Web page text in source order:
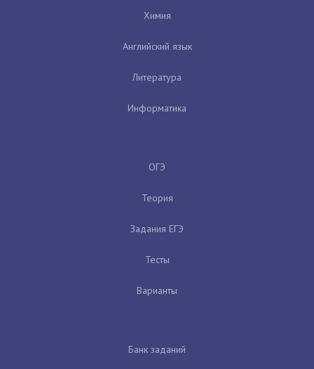
Химия
Английский язык
Литература
Информатика
ОГЭ
Теория
Задания ЕГЭ
Тесты
Варианты
Банк заданий